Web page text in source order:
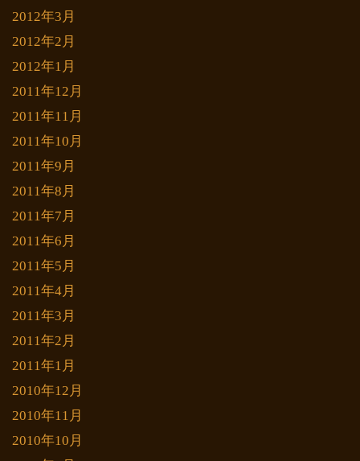
2012年3月
2012年2月
2012年1月
2011年12月
2011年11月
2011年10月
2011年9月
2011年8月
2011年7月
2011年6月
2011年5月
2011年4月
2011年3月
2011年2月
2011年1月
2010年12月
2010年11月
2010年10月